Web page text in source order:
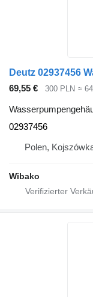
Deutz 02937456
69,55 €
300 PLN ≈
02937456
Polen,
Wibako